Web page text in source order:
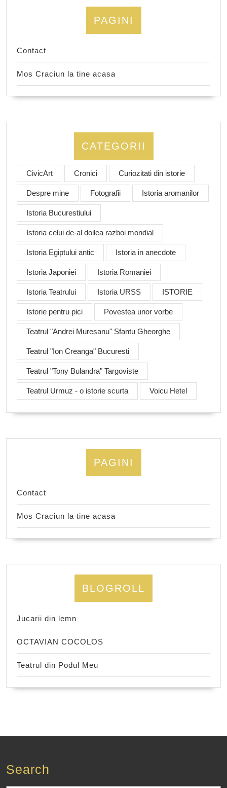
PAGINI
Contact
Mos Craciun la tine acasa
CATEGORII
CivicArt Cronici Curiozitati din istorie
Despre mine Fotografii Istoria aromanilor
Istoria Bucurestiului
Istoria celui de-al doilea razboi mondial
Istoria Egiptului antic Istoria in anecdote
Istoria Japoniei Istoria Romaniei
Istoria Teatrului Istoria URSS ISTORIE
Istorie pentru pici Povestea unor vorbe
Teatrul "Andrei Muresanu" Sfantu Gheorghe
Teatrul "Ion Creanga" Bucuresti
Teatrul "Tony Bulandra" Targoviste
Teatrul Urmuz - o istorie scurta Voicu Hetel
PAGINI
Contact
Mos Craciun la tine acasa
BLOGROLL
Jucarii din lemn
OCTAVIAN COCOLOS
Teatrul din Podul Meu
Search